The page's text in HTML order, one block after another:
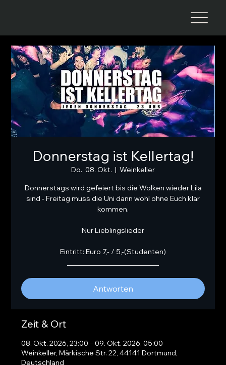
Donnerstag ist Kellertag!
Do., 08. Okt.
  |
Weinkeller
Donnerstags wird gefeiert bis die Wolken wieder Lila
sind - Freitag muss die Uni dann wohl ohne Euch klar
kommen.
Nur Lieblingslieder
Eintritt: Euro 7,- / 5,-(Studenten)
Antworten
Zeit & Ort
08. Okt. 2026, 23:00 – 09. Okt. 2026, 05:00
Weinkeller, Märkische Str. 22, 44141 Dortmund,
Deutschland